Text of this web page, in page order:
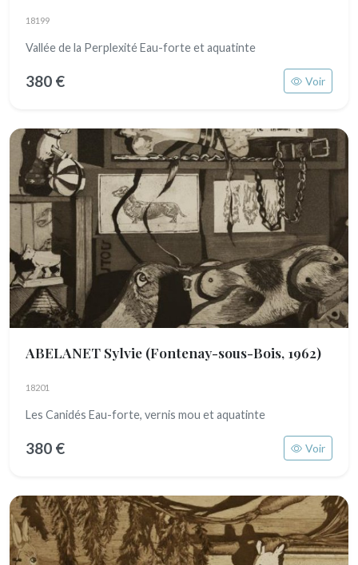
18199
Vallée de la Perplexité Eau-forte et aquatinte
380 € Voir
ABELANET Sylvie (Fontenay-sous-Bois, 1962)
18201
Les Canidés Eau-forte, vernis mou et aquatinte
380 € Voir